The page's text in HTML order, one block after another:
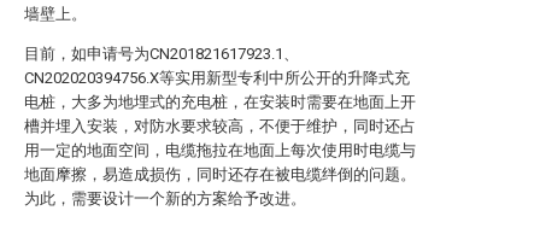
墙壁上。
目前，如申请号为CN201821617923.1、
CN202020394756.X等实用新型专利中所公开的升降式充
电桩，大多为地埋式的充电桩，在安装时需要在地面上开
槽并埋入安装，对防水要求较高，不便于维护，同时还占
用一定的地面空间，电缆拖拉在地面上每次使用时电缆与
地面摩擦，易造成损伤，同时还存在被电缆绊倒的问题。
为此，需要设计一个新的方案给予改进。